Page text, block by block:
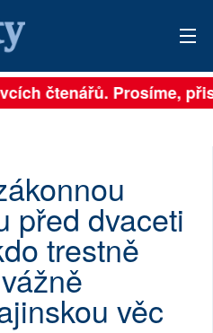
čtenářů. Prosíme,
před dvaceti
trestně
věc